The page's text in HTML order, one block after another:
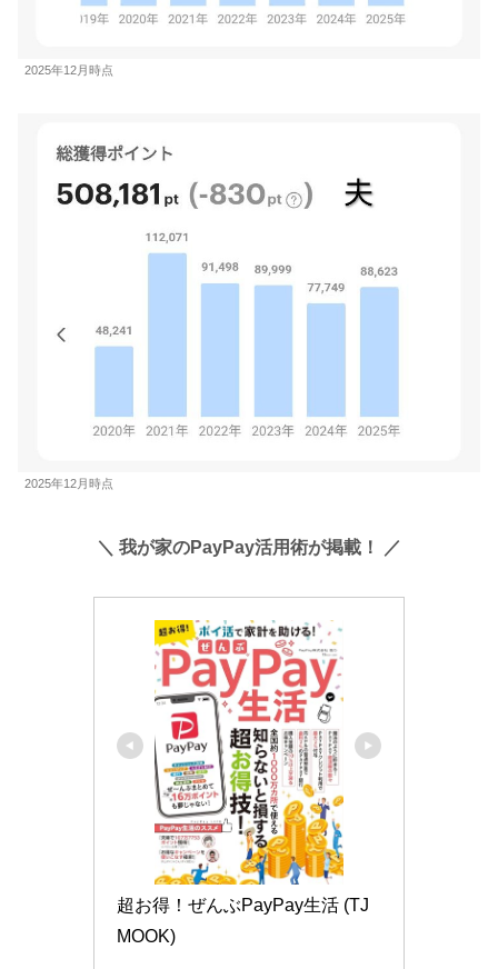
2025年12月時点
2025年12月時点
＼ 我が家のPayPay活用術が掲載！ ／
超お得！ぜんぶPayPay生活 (TJ
MOOK)